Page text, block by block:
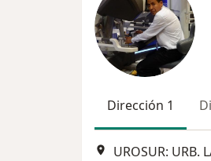
Dirección 1